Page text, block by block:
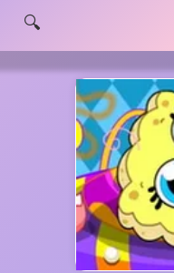
🔍